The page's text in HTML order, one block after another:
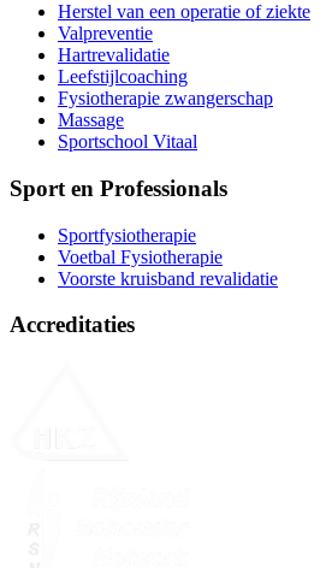
Herstel van een operatie of ziekte
Valpreventie
Hartrevalidatie
Leefstijlcoaching
Fysiotherapie zwangerschap
Massage
Sportschool Vitaal
Sport en Professionals
Sportfysiotherapie
Voetbal Fysiotherapie
Voorste kruisband revalidatie
Accreditaties